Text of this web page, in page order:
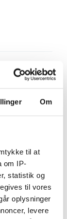
Om
til at
om IP-
statistik og
til vores
oplysninger
levere
Rusland
intelligens,
fire
i det nye
bør have i
bevægelser,